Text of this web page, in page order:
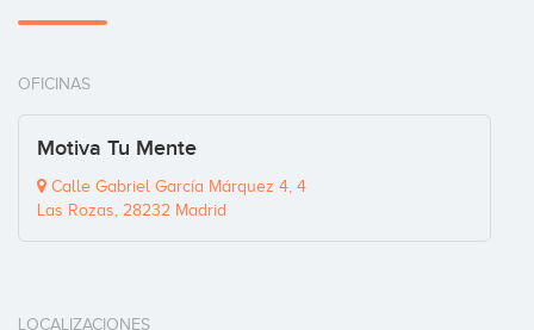
OFICINAS
Motiva Tu Mente
Calle Gabriel García Márquez 4, 4
Las Rozas, 28232 Madrid
LOCALIZACIONES